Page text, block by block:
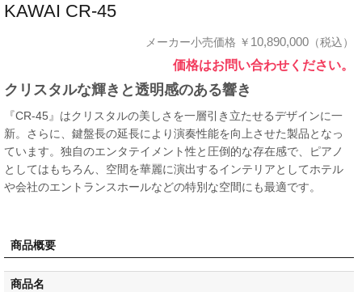
KAWAI CR-45
メーカー小売価格 ￥ 10,890,000 （税込）
価格はお問い合わせください。
クリスタルな輝きと透明感のある響き
『CR-45』はクリスタルの美しさを一層引き立たせるデザインに一
新。さらに、鍵盤長の延長により演奏性能を向上させた製品となっ
ています。独自のエンタテイメント性と圧倒的な存在感で、ピアノ
としてはもちろん、空間を華麗に演出するインテリアとしてホテル
や会社のエントランスホールなどの特別な空間にも最適です。
商品概要
商品名